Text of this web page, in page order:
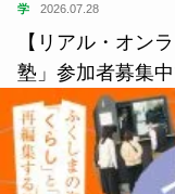
学 2026.07.28
【リアル・オン
塾」参加者募集中